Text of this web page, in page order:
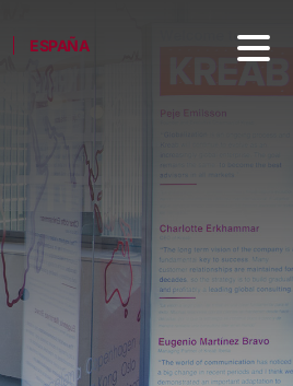
ESPAÑA